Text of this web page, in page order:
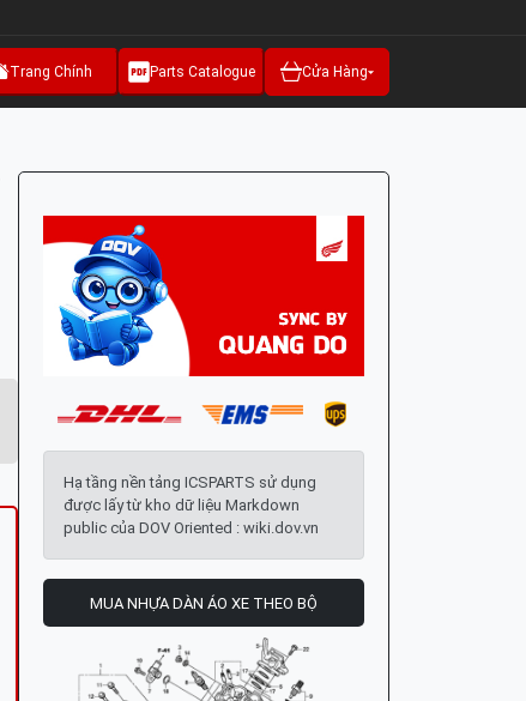
Trang Chính Parts Catalogue Cửa Hàng
Hạ tầng nền tảng ICSPARTS sử dụng
được lấy từ kho dữ liệu Markdown
public của DOV Oriented : wiki.dov.vn
MUA NHỰA DÀN ÁO XE THEO BỘ